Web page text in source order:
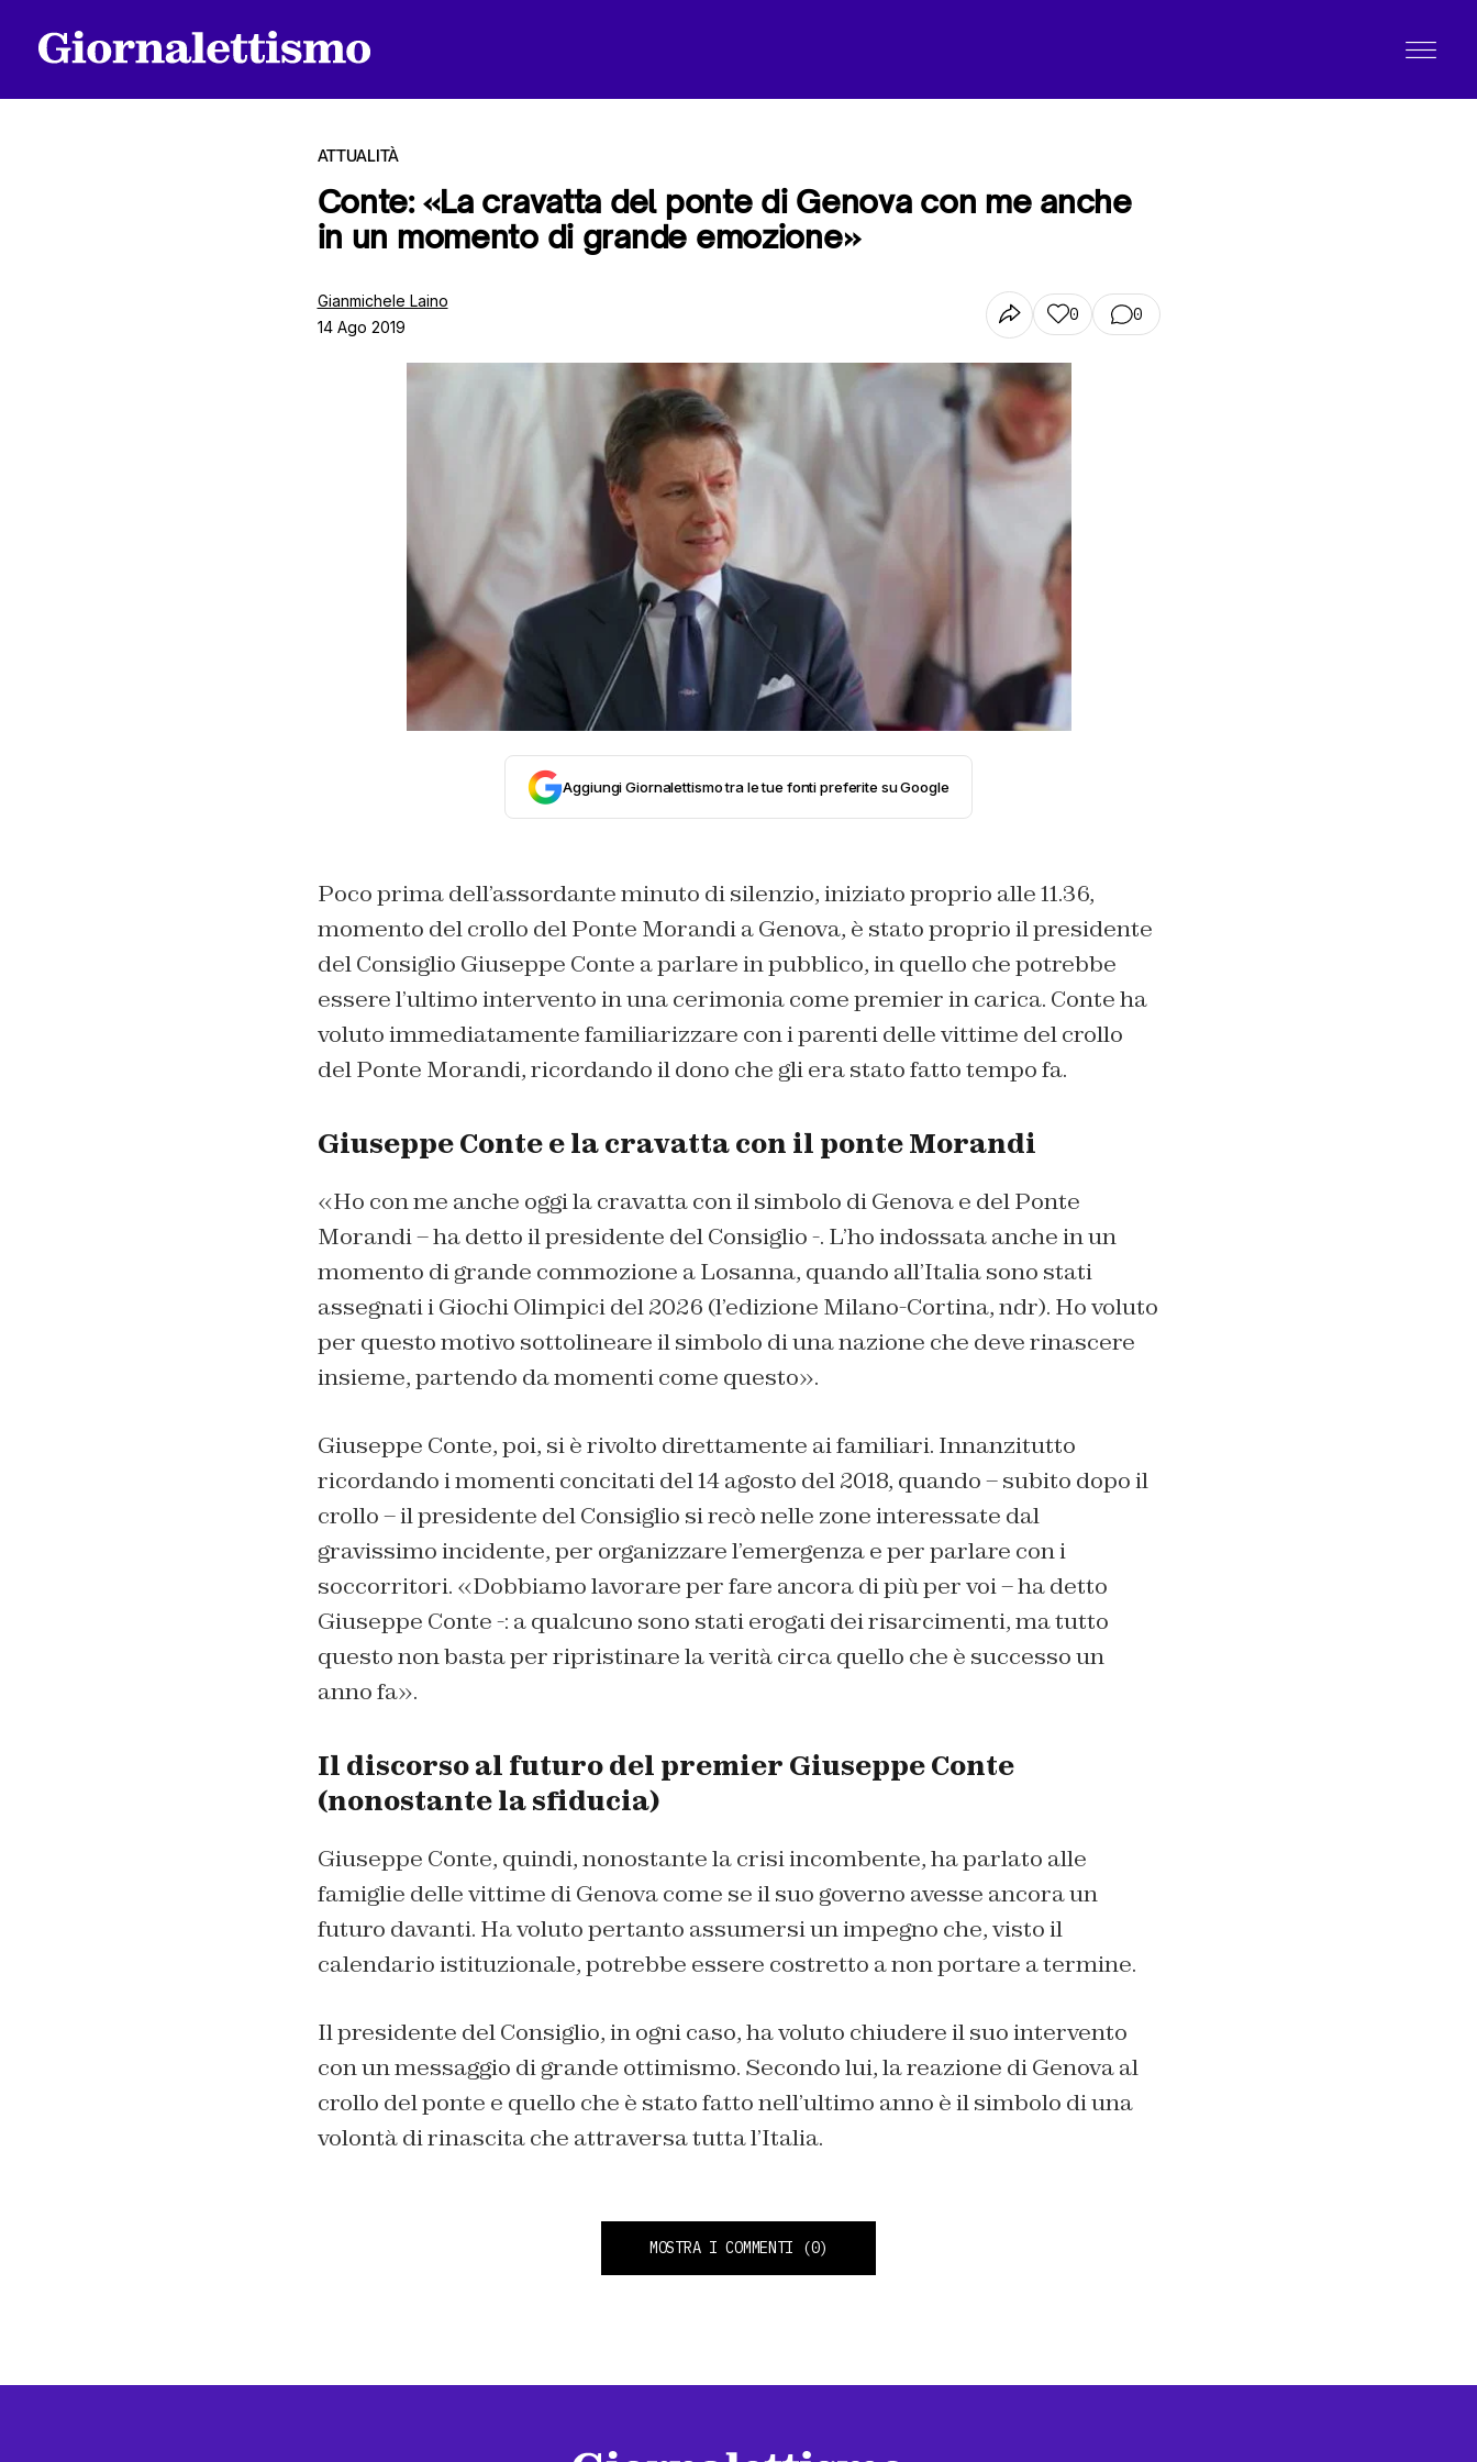
ATTUALITÀ
Conte: «La cravatta del ponte di Genova con me anche
in un momento di grande emozione»
Gianmichele Laino
14 Ago 2019
0 0
Aggiungi Giornalettismo tra le tue fonti preferite su Google
Poco prima dell’assordante minuto di silenzio, iniziato proprio alle 11.36,
momento del crollo del Ponte Morandi a Genova, è stato proprio il presidente
del Consiglio Giuseppe Conte a parlare in pubblico, in quello che potrebbe
essere l’ultimo intervento in una cerimonia come premier in carica. Conte ha
voluto immediatamente familiarizzare con i parenti delle vittime del crollo
del Ponte Morandi, ricordando il dono che gli era stato fatto tempo fa.
Giuseppe Conte e la cravatta con il ponte Morandi
«Ho con me anche oggi la cravatta con il simbolo di Genova e del Ponte
Morandi – ha detto il presidente del Consiglio -. L’ho indossata anche in un
momento di grande commozione a Losanna, quando all’Italia sono stati
assegnati i Giochi Olimpici del 2026 (l’edizione Milano-Cortina, ndr). Ho voluto
per questo motivo sottolineare il simbolo di una nazione che deve rinascere
insieme, partendo da momenti come questo».
Giuseppe Conte, poi, si è rivolto direttamente ai familiari. Innanzitutto
ricordando i momenti concitati del 14 agosto del 2018, quando – subito dopo il
crollo – il presidente del Consiglio si recò nelle zone interessate dal
gravissimo incidente, per organizzare l’emergenza e per parlare con i
soccorritori. «Dobbiamo lavorare per fare ancora di più per voi – ha detto
Giuseppe Conte -: a qualcuno sono stati erogati dei risarcimenti, ma tutto
questo non basta per ripristinare la verità circa quello che è successo un
anno fa».
Il discorso al futuro del premier Giuseppe Conte
(nonostante la sfiducia)
Giuseppe Conte, quindi, nonostante la crisi incombente, ha parlato alle
famiglie delle vittime di Genova come se il suo governo avesse ancora un
futuro davanti. Ha voluto pertanto assumersi un impegno che, visto il
calendario istituzionale, potrebbe essere costretto a non portare a termine.
Il presidente del Consiglio, in ogni caso, ha voluto chiudere il suo intervento
con un messaggio di grande ottimismo. Secondo lui, la reazione di Genova al
crollo del ponte e quello che è stato fatto nell’ultimo anno è il simbolo di una
volontà di rinascita che attraversa tutta l’Italia.
MOSTRA I COMMENTI (0)